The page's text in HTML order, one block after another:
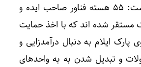
طاهرپور اظهارداشت: ۵۵ هسته فناور صاحب ایده و
مستقر شده اند که با اخذ حمایت
ایلام به دنبال درآمدزایی و
و تبدیل شدن به به واحدهای